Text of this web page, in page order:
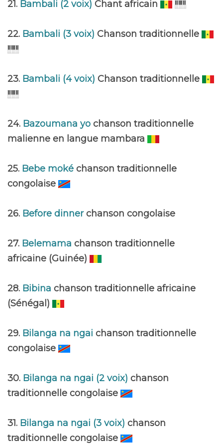
21. Bambali (2 voix) Chant africain
22. Bambali (3 voix) Chanson traditionnelle
23. Bambali (4 voix) Chanson traditionnelle
24. Bazoumana yo chanson traditionnelle
malienne en langue mambara
25. Bebe moké chanson traditionnelle
congolaise
26. Before dinnerchanson congolaise
27. Belemama chanson traditionnelle
africaine (Guinée)
28. Bibina chanson traditionnelle africaine
(Sénégal)
29. Bilanga na ngai chanson traditionnelle
congolaise
30. Bilanga na ngai (2 voix) chanson
traditionnelle congolaise
31. Bilanga na ngai (3 voix) chanson
traditionnelle congolaise